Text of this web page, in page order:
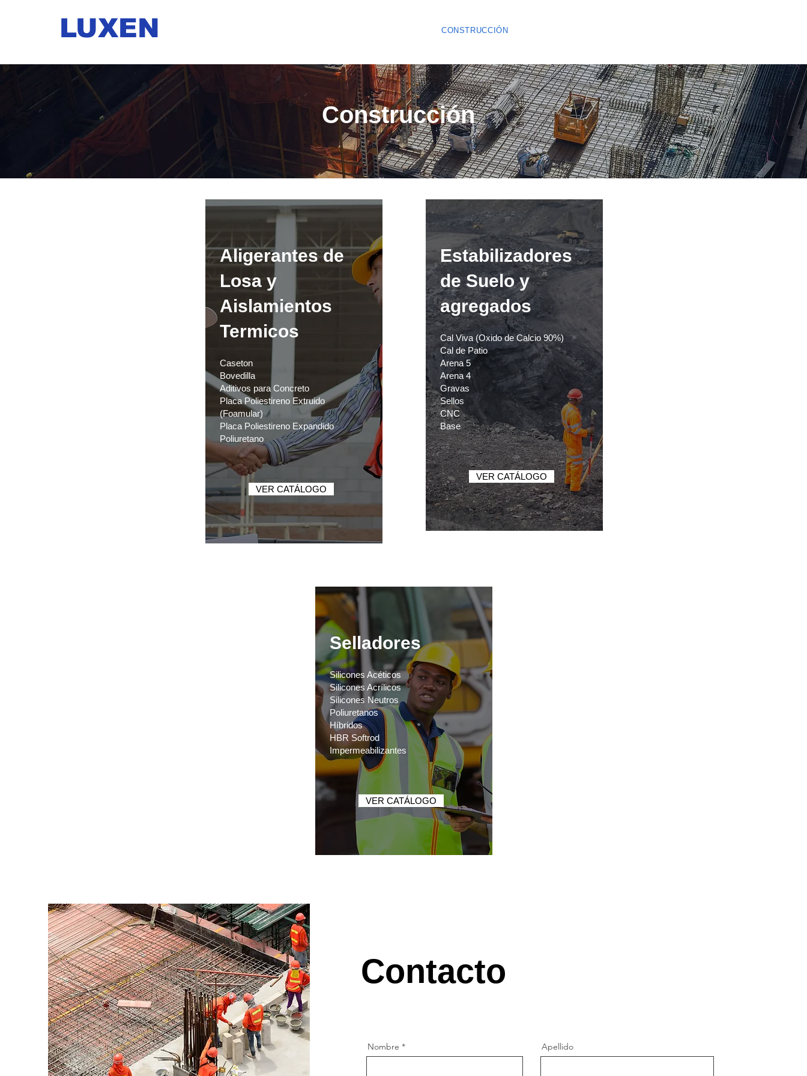
LUXEN CONSTRUCCIÓN
Construcción
Aligerantes de
Losa y
Aislamientos
Termicos
Caseton
Bovedilla
Aditivos para Concreto
Placa Poliestireno Extruido
(Foamular)
Placa Poliestireno Expandido
Poliuretano
VER CATÁLOGO
Estabilizadores
de Suelo y
agregados
Cal Viva (Oxido de Calcio 90%)
Cal de Patio
Arena 5
Arena 4
Gravas
Sellos
CNC
Base
VER CATÁLOGO
Selladores
Silicones Acéticos
Silicones Acrílicos
Silicones Neutros
Poliuretanos
Híbridos
HBR Softrod
Impermeabilizantes
VER CATÁLOGO
Contacto
Nombre Apellido